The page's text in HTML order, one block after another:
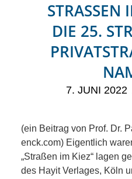
RUBRIKEN
KIEK MA! /
MEINUNG
KIEZ
GEWERBE
STRASSEN
DIE 25.
7. JUNI 2022
(ein Beitrag von Prof. Dr.
enck.com) Eigentlich
„Straßen im Kiez“ lagen
des Hayit Verlages, Köln